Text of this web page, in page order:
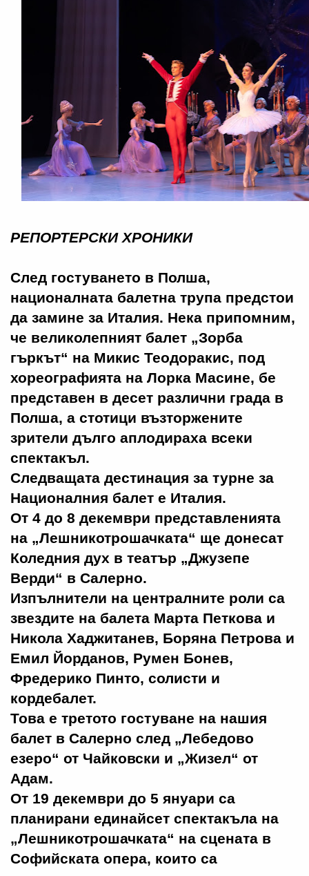
РЕПОРТЕРСКИ ХРОНИКИ
След гостуването в Полша,
националната балетна трупа предстои
да замине за Италия. Нека припомним,
че великолепният балет „Зорба
гъркът“ на Микис Теодоракис, под
хореографията на Лорка Масине, бе
представен в десет различни града в
Полша, а стотици възторжените
зрители дълго аплодираха всеки
спектакъл.
Следващата дестинация за турне за
Националния балет е Италия.
От 4 до 8 декември представленията
на „Лешникотрошачката“ ще донесат
Коледния дух в театър „Джузепе
Верди“ в Салерно.
Изпълнители на централните роли са
звездите на балета Марта Петкова и
Никола Хаджитанев, Боряна Петрова и
Емил Йорданов, Румен Бонев,
Фредерико Пинто, солисти и
кордебалет.
Това е третото гостуване на нашия
балет в Салерно след „Лебедово
езеро“ от Чайковски и „Жизел“ от
Адам.
От 19 декември до 5 януари са
планирани единайсет спектакъла на
„Лешникотрошачката“ на сцената в
Софийската опера, които са